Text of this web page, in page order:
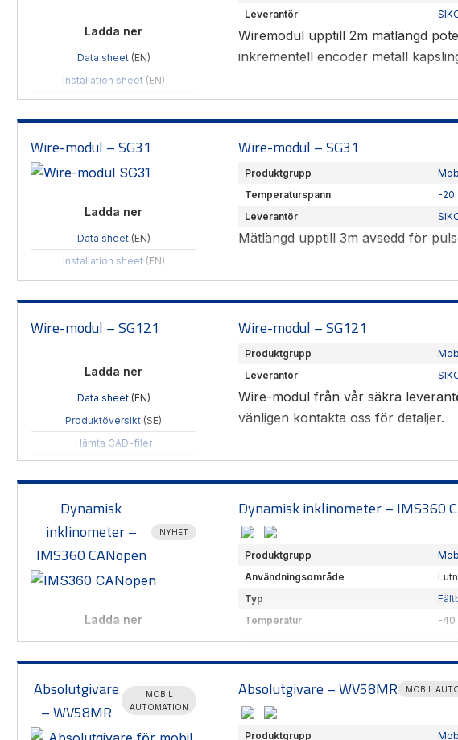
Ladda ner
Data sheet (EN)
Installation sheet (EN)
Produktöversikt(SE)
Hämta CAD-filer
Leverantör
Wiremodul upptill 2m mätlängd
inkrementell encoder metall
Wire-modul – SG31
Ladda ner
Data sheet (EN)
Installation sheet (EN)
Produktöversikt(SE)
Hämta CAD-filer
Wire-modul – SG31
Produktgrupp
Temperaturspann
-20
Leverantör
Mätlängd upptill 3m avsedd för
Wire-modul – SG121
Ladda ner
Data sheet (EN)
Produktöversikt (SE)
Hämta CAD-filer
Wire-modul – SG121
Produktgrupp
Leverantör
Wire-modul från vår säkra
vänligen kontakta oss för detaljer.
Dynamisk
inklinometer –
IMS360 CANopen
NYHET
Ladda ner
Dynamisk inklinometer – IMS360
Produktgrupp
Användningsområde
Typ
Temperatur
-40
Storlek
Komm.gränssnitt
Leverantör
Tack vare unika algoritmer
vinkelmätning, går att välja med
Absolutgivare
– WV58MR
MOBIL
AUTOMATION
Absolutgivare – WV58MR MOBIL
Produktgrupp